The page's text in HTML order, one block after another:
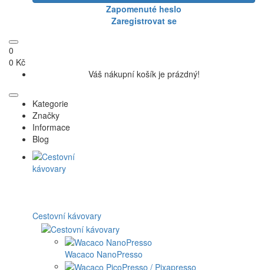
Zapomenuté heslo
Zaregistrovat se
0
0 Kč
Váš nákupní košík je prázdný!
Kategorie
Značky
Informace
Blog
Cestovní kávovary
Wacaco NanoPresso